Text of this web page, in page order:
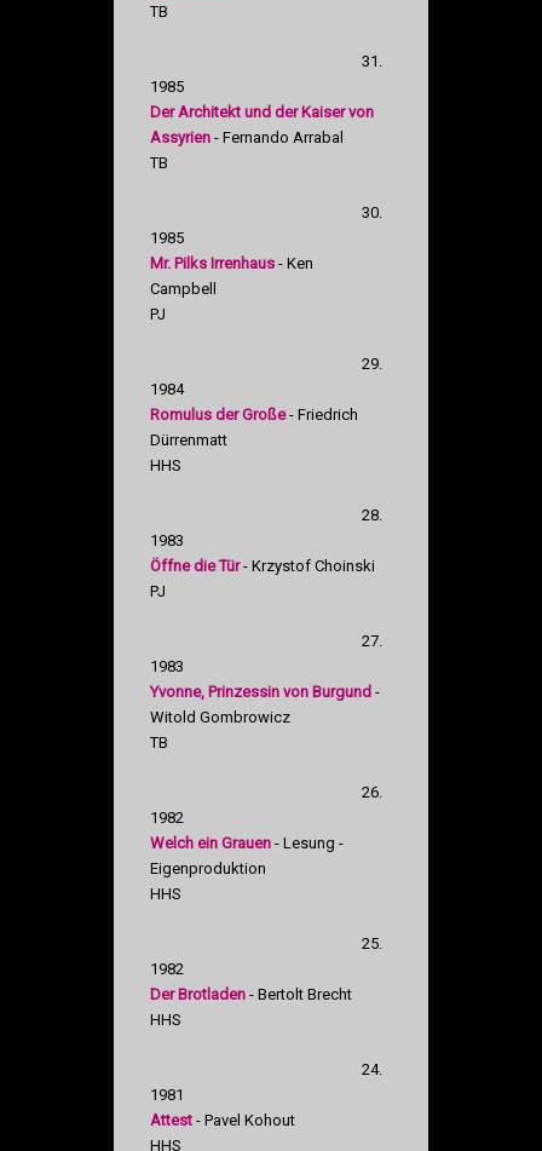
TB
31.
1985
Der Architekt und der Kaiser von
Assyrien - Fernando Arrabal
TB
30.
1985
Mr. Pilks Irrenhaus - Ken
Campbell
PJ
29.
1984
Romulus der Große- Friedrich
Dürrenmatt
HHS
28.
1983
Öffne die Tür- Krzystof Choinski
PJ
27.
1983
Yvonne, Prinzessin von Burgund -
Witold Gombrowicz
TB
26.
1982
Welch ein Grauen - Lesung -
Eigenproduktion
HHS
25.
1982
Der Brotladen - Bertolt Brecht
HHS
24.
1981
Attest - Pavel Kohout
HHS